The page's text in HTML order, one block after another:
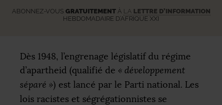
ABONNEZ-VOUS GRATUITEMENTÀ LA LETTRE D’INFORMATION
HEBDOMADAIRE D’AFRIQUE XXI
Dès 1948, l’engrenage législatif du régime
d’apartheid (qualifié de « développement
séparé ») est lancé par le Parti national. Les
lois racistes et ségrégationnistes se